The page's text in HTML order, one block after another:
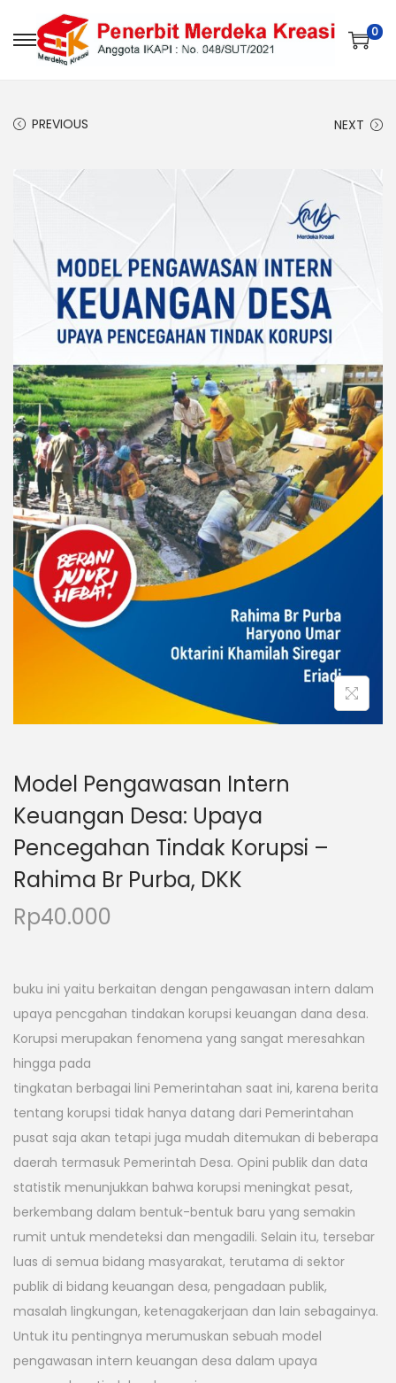
0
PREVIOUS NEXT
Model Pengawasan Intern
Keuangan Desa: Upaya
Pencegahan Tindak Korupsi –
Rahima Br Purba, DKK
Rp40.000
buku ini yaitu berkaitan dengan pengawasan intern dalam
upaya pencgahan tindakan korupsi keuangan dana desa.
Korupsi merupakan fenomena yang sangat meresahkan
hingga pada
tingkatan berbagai lini Pemerintahan saat ini, karena berita
tentang korupsi tidak hanya datang dari Pemerintahan
pusat saja akan tetapi juga mudah ditemukan di beberapa
daerah termasuk Pemerintah Desa. Opini publik dan data
statistik menunjukkan bahwa korupsi meningkat pesat,
berkembang dalam bentuk-bentuk baru yang semakin
rumit untuk mendeteksi dan mengadili. Selain itu, tersebar
luas di semua bidang masyarakat, terutama di sektor
publik di bidang keuangan desa, pengadaan publik,
masalah lingkungan, ketenagakerjaan dan lain sebagainya.
Untuk itu pentingnya merumuskan sebuah model
pengawasan intern keuangan desa dalam upaya